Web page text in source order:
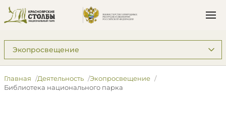
Подразделы: Деятельность
Главная Деятельность
Экопросвещение
Библиотека национального парка